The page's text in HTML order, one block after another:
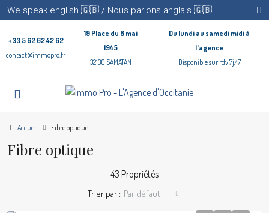
We speak english 🇬🇧 / Nous parlons anglais 🇬🇧
+33 5 62 62 42 62
contact@immopro.fr
19 Place du 8 mai
1945
32130 SAMATAN
Du lundi au samedi midi à
l'agence
Disponible sur rdv 7j/7
Accueil Fibre optique
Fibre optique
43 Propriétés
Trier par : Par défaut